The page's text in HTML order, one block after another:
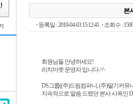
본
등록일 : 2019-04-03 15:12:41 조회수 : 1599
회원님들 안녕하세요!
리치마켓 운영자 입니다.^^
DS그룹((주)드림컴퍼니, (주)딸기커뮤
지속적으로 말씀 드렸던 본사 사옥인